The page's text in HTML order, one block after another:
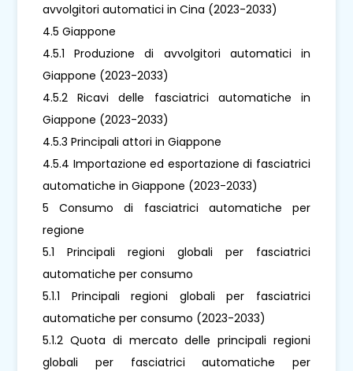
avvolgitori automatici in Cina (2023-2033)
4.5 Giappone
4.5.1 Produzione di avvolgitori automatici in
Giappone (2023-2033)
4.5.2 Ricavi delle fasciatrici automatiche in
Giappone (2023-2033)
4.5.3 Principali attori in Giappone
4.5.4 Importazione ed esportazione di fasciatrici
automatiche in Giappone (2023-2033)
5 Consumo di fasciatrici automatiche per
regione
5.1 Principali regioni globali per fasciatrici
automatiche per consumo
5.1.1 Principali regioni globali per fasciatrici
automatiche per consumo (2023-2033)
5.1.2 Quota di mercato delle principali regioni
globali per fasciatrici automatiche per